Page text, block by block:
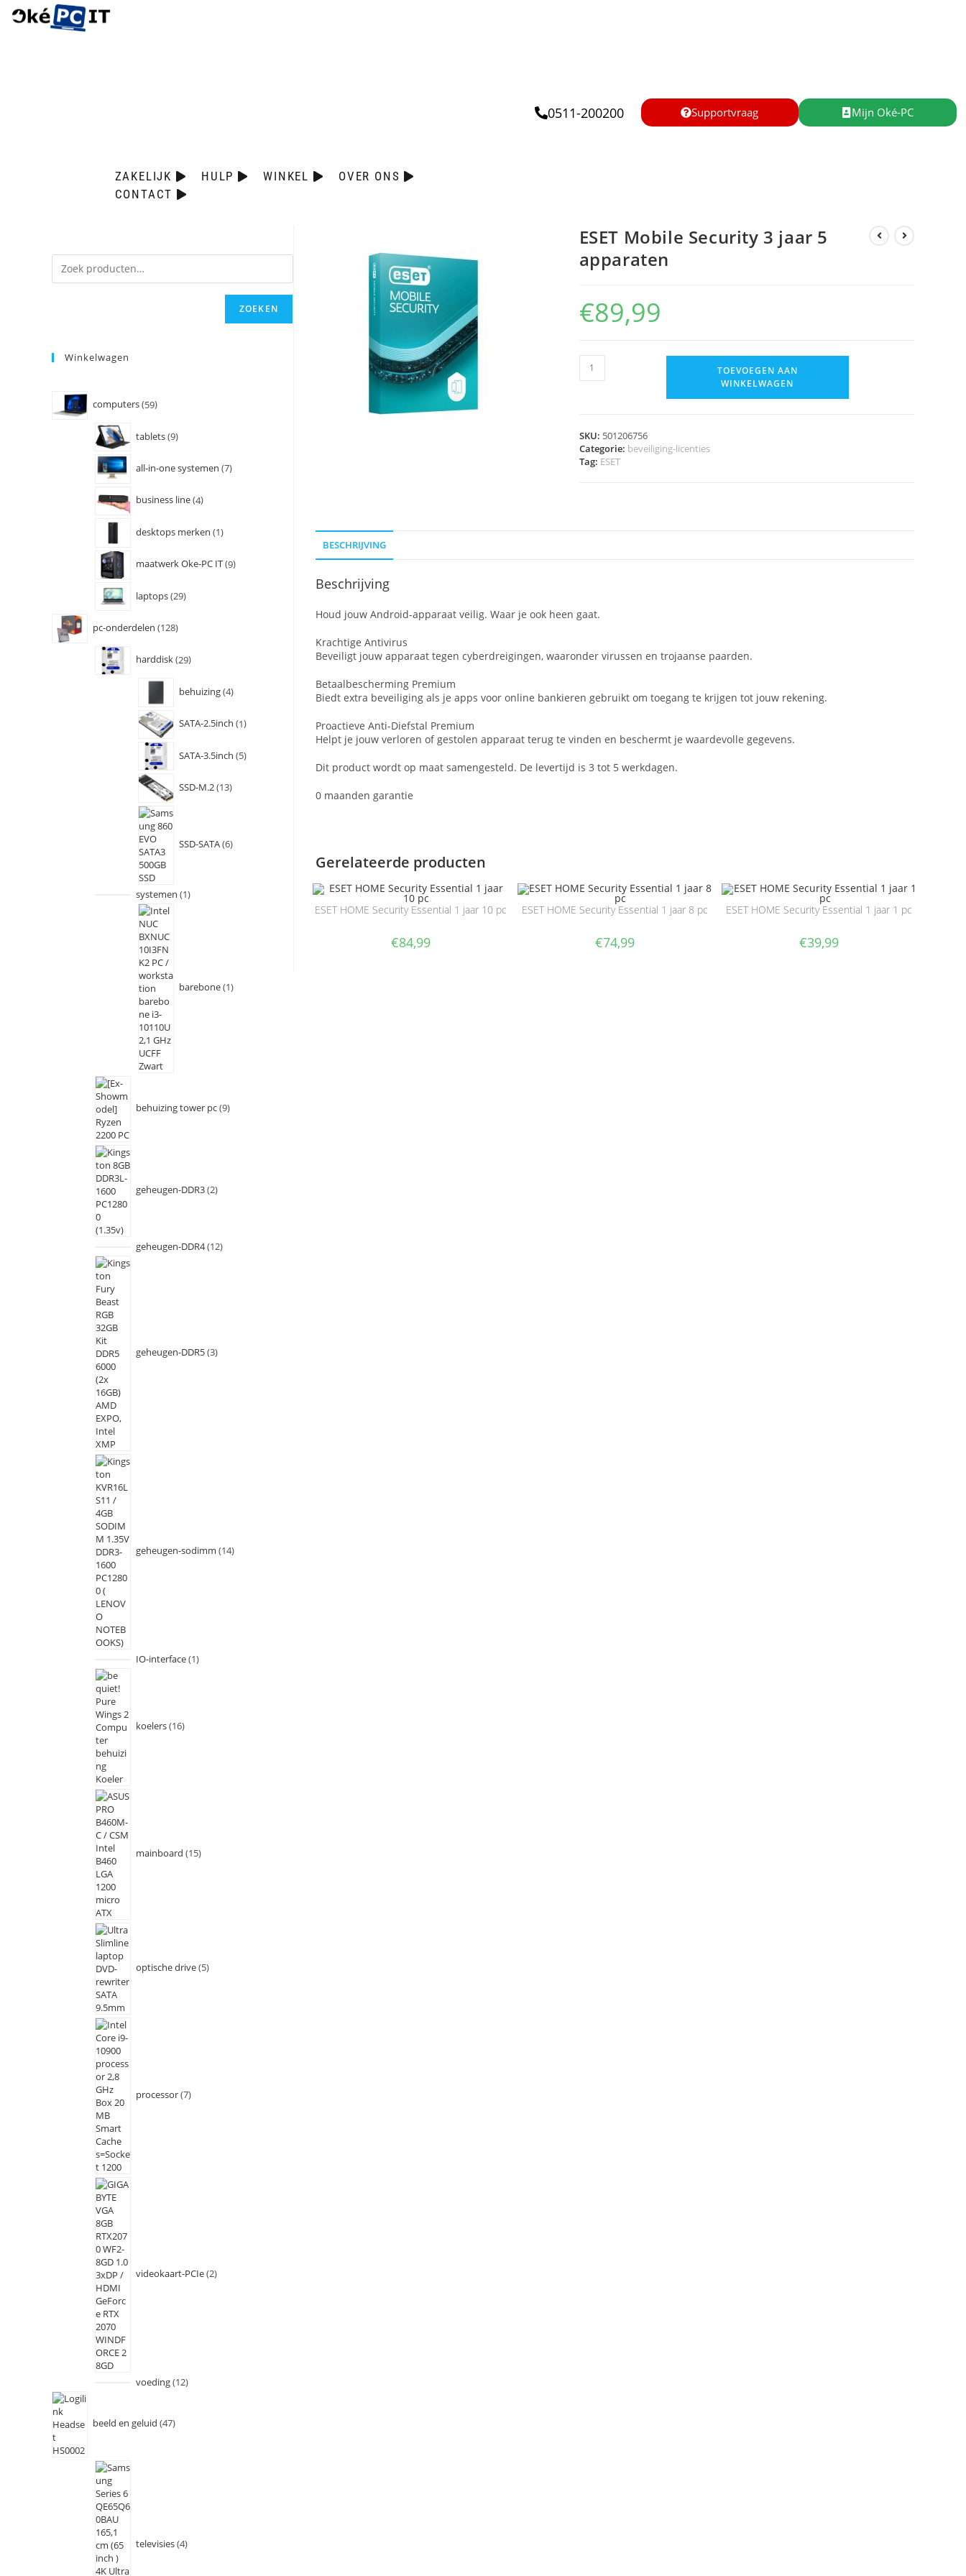
ZAKELIJK HULP WINKEL
OVER ONS
CONTACT
0511-200200 Supportvraag Mijn Oké-PC
ESET Mobile Security 3 jaar 5
apparaten
€89,99
TOEVOEGEN AAN
WINKELWAGEN
SKU: 501206756
Categorie: beveiliging-licenties
Tag: ESET
BESCHRIJVING
Beschrijving
Houd jouw Android-apparaat veilig. Waar je ook heen gaat.
Krachtige Antivirus
Beveiligt jouw apparaat tegen cyberdreigingen, waaronder virussen en trojaanse paarden.
Betaalbescherming Premium
Biedt extra beveiliging als je apps voor online bankieren gebruikt om toegang te krijgen tot jouw rekening.
Proactieve Anti-Diefstal Premium
Helpt je jouw verloren of gestolen apparaat terug te vinden en beschermt je waardevolle gegevens.
Dit product wordt op maat samengesteld. De levertijd is 3 tot 5 werkdagen.
0 maanden garantie
Gerelateerde producten
ESET HOME Security Essential 1 jaar 10 pc
€84,99
ESET HOME Security Essential 1 jaar 8 pc
€74,99
ESET HOME Security Essential 1 jaar 1 pc
€39,99
ZOEKEN
Winkelwagen
computers 59
tablets 9
all-in-one systemen 7
business line 4
desktops merken 1
maatwerk Oke-PC IT 9
laptops 29
pc-onderdelen 128
harddisk 29
behuizing 4
SATA-2.5inch 1
SATA-3.5inch 5
SSD-M.2 13
SSD-SATA 6
systemen 1
barebone 1
behuizing tower pc 9
geheugen-DDR3 2
geheugen-DDR4 12
geheugen-DDR5 3
geheugen-sodimm 14
IO-interface 1
koelers 16
mainboard 15
optische drive 5
processor 7
videokaart-PCIe 2
voeding 12
beeld en geluid 47
televisies 4